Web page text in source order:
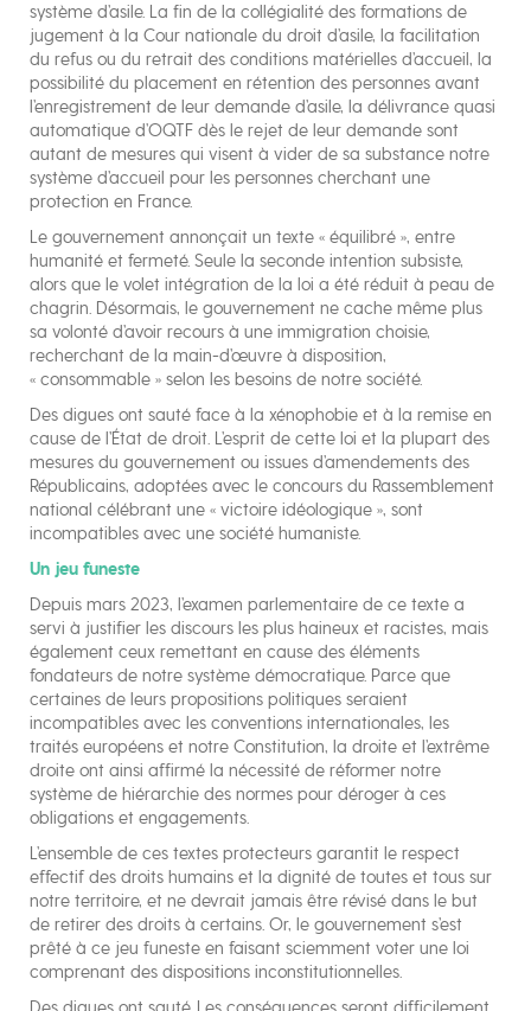
système d’asile. La fin de la collégialité des formations de
jugement à la Cour nationale du droit d’asile, la facilitation
du refus ou du retrait des conditions matérielles d’accueil, la
possibilité du placement en rétention des personnes avant
l’enregistrement de leur demande d’asile, la délivrance quasi
automatique d’OQTF dès le rejet de leur demande sont
autant de mesures qui visent à vider de sa substance notre
système d’accueil pour les personnes cherchant une
protection en France.
Le gouvernement annonçait un texte « équilibré », entre
humanité et fermeté. Seule la seconde intention subsiste,
alors que le volet intégration de la loi a été réduit à peau de
chagrin. Désormais, le gouvernement ne cache même plus
sa volonté d’avoir recours à une immigration choisie,
recherchant de la main-d’œuvre à disposition,
« consommable » selon les besoins de notre société.
Des digues ont sauté face à la xénophobie et à la remise en
cause de l’État de droit. L’esprit de cette loi et la plupart des
mesures du gouvernement ou issues d’amendements des
Républicains, adoptées avec le concours du Rassemblement
national célébrant une « victoire idéologique », sont
incompatibles avec une société humaniste.
Un jeu funeste
Depuis mars 2023, l’examen parlementaire de ce texte a
servi à justifier les discours les plus haineux et racistes, mais
également ceux remettant en cause des éléments
fondateurs de notre système démocratique. Parce que
certaines de leurs propositions politiques seraient
incompatibles avec les conventions internationales, les
traités européens et notre Constitution, la droite et l’extrême
droite ont ainsi affirmé la nécessité de réformer notre
système de hiérarchie des normes pour déroger à ces
obligations et engagements.
L’ensemble de ces textes protecteurs garantit le respect
effectif des droits humains et la dignité de toutes et tous sur
notre territoire, et ne devrait jamais être révisé dans le but
de retirer des droits à certains. Or, le gouvernement s’est
prêté à ce jeu funeste en faisant sciemment voter une loi
comprenant des dispositions inconstitutionnelles.